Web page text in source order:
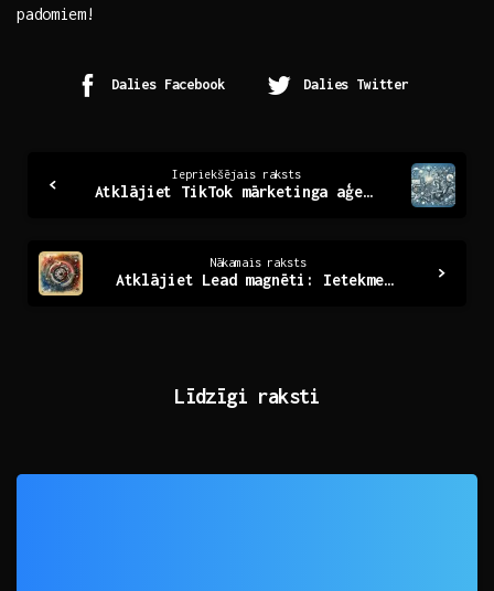
⁣padomiem!
Dalies Facebook Dalies Twitter
Reading
Iepriekšējais raksts
Atklājiet TikTok mārketinga aģentūras noslēpumus
Nākamais raksts
Atklājiet Lead magnēti: Ietekme un pielietojums mūsdienās
Līdzīgi raksti